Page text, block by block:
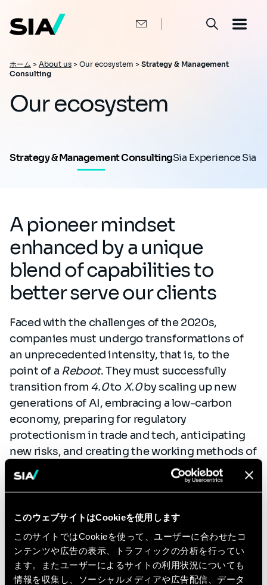
このウェブサイトはCookieを使用します
このサイトではCookieを使って、ユーザーに合わせたコ
ンテンツや広告の表示、トラフィックの分析を行ってい
ます。またユーザーによるサイトの利用状況についても
情報を収集し、ソーシャルメディアや広告配信、データ
パ
く
ず
ホーム > About us > Our ecosystem > Strategy & Management
Consulting
Our ecosystem
Strategy & Management ConsultingSia ExperienceSia
A pioneer mindset
enhanced by a unique
blend of capabilities to
better serve our clients
Faced with the challenges of the 2020s,
companies must undergo transformations of
an unprecedented intensity, that is, to the
point of a Reboot. They must successfully
transition from 4.0toX.0by scaling up new
generations of AI, embracing a low-carbon
economy, preparing for regulatory
protectionism in trade and tech, anticipating
new risks, and creating the working methods of
tomorrow.
Sia Partners accompanies clients in developing
tomorrow's innovative ecosystems,
reinventing business models and
organizational schemes, and reimagining the
art of leadership and transformation in a
concrete, effective, and responsible way.